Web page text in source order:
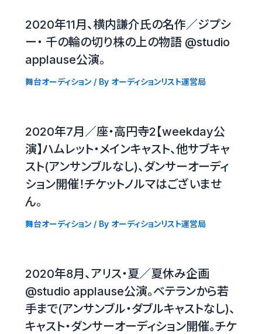
2020年11月、横内謙介氏の名作／ジプシ
ー・ 千の輪の切り株の上の物語 @studio
applause公演。
舞台オーディション/ By オーディションリスト運営局
2020年7月／座・高円寺2【weekday公
演】ハムレット・メインキャスト、他サブキャ
スト(アンサンブルなし)、ダンサーオーディ
ション開催！チケットノルマはございませ
ん。
舞台オーディション/ By オーディションリスト運営局
2020年8月、アリス・夏／夏休み企画
@studio applause公演。ベテランから若
手まで(アンサンブル・ダブルキャストなし)、
キャスト・ダンサーオーディション開催。チケ